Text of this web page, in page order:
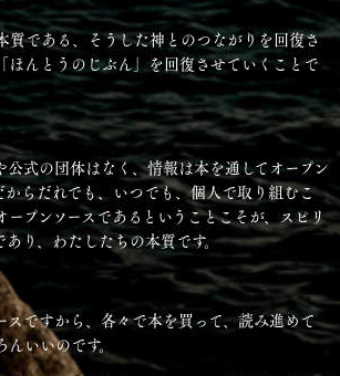
質である、そうした神とのつながりを回復さ
ほんとうのじぶん」を回復させていくことで
公式の団体はなく、情報は本を通してオープン
からだれでも、いつでも、個人で取り組むこ
ープンソースであるということこそが、スピリ
あり、わたしたちの本質です。
スですから、各々で本を買って、読み進めて
いいのです。